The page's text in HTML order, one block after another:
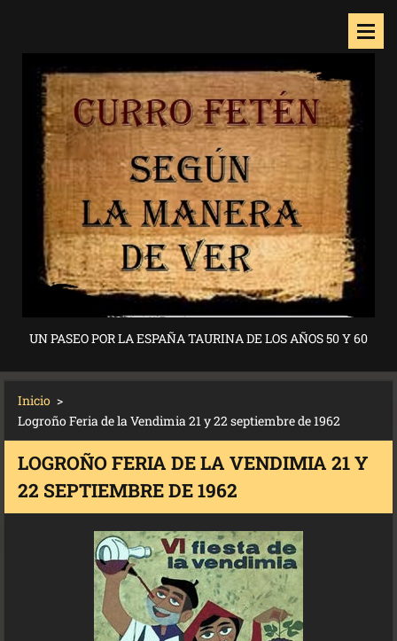
UN PASEO POR LA ESPAÑA TAURINA DE LOS AÑOS 50 Y 60
Inicio >
Logroño Feria de la Vendimia 21 y 22 septiembre de 1962
LOGROÑO FERIA DE LA VENDIMIA 21 Y
22 SEPTIEMBRE DE 1962